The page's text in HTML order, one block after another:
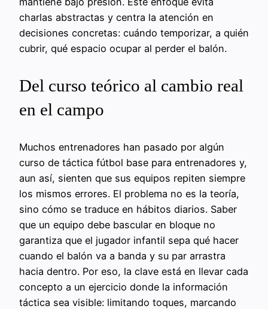
charlas abstractas y centra la atención en
decisiones concretas: cuándo temporizar, a quién
cubrir, qué espacio ocupar al perder el balón.
Del curso teórico al cambio real
en el campo
Muchos entrenadores han pasado por algún
curso de táctica fútbol base para entrenadores y,
aun así, sienten que sus equipos repiten siempre
los mismos errores. El problema no es la teoría,
sino cómo se traduce en hábitos diarios. Saber
que un equipo debe bascular en bloque no
garantiza que el jugador infantil sepa qué hacer
cuando el balón va a banda y su par arrastra
hacia dentro. Por eso, la clave está en llevar cada
concepto a un ejercicio donde la información
táctica sea visible: limitando toques, marcando